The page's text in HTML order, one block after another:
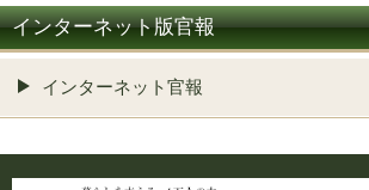
インターネット版官報
インターネット官報